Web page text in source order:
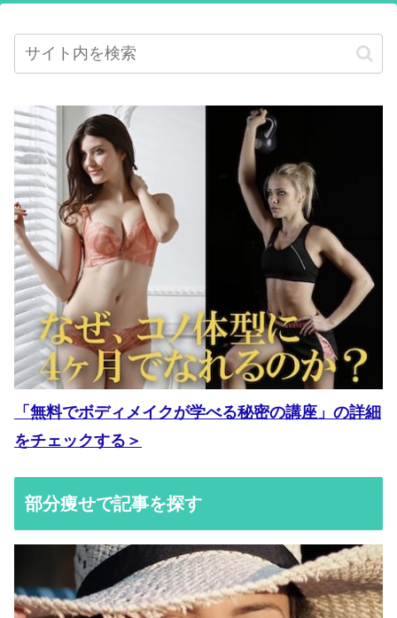
「無料でボディメイクが学べる秘密の講座」の詳細
をチェックする＞
部分痩せで記事を探す